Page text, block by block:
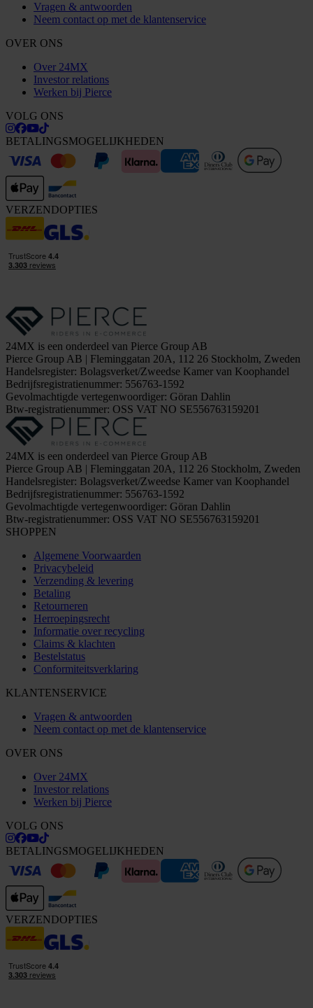
Vragen & antwoorden
Neem contact op met de klantenservice
OVER ONS
Over 24MX
Investor relations
Werken bij Pierce
VOLG ONS
BETALINGSMOGELIJKHEDEN
VERZENDOPTIES
24MX is een onderdeel van Pierce Group AB
Pierce Group AB | Fleminggatan 20A, 112 26 Stockholm, Zweden
Handelsregister: Bolagsverket/Zweedse Kamer van Koophandel
Bedrijfsregistratienummer: 556763-1592
Gevolmachtigde vertegenwoordiger: Göran Dahlin
Btw-registratienummer: OSS VAT NO SE556763159201
24MX is een onderdeel van Pierce Group AB
Pierce Group AB | Fleminggatan 20A, 112 26 Stockholm, Zweden
Handelsregister: Bolagsverket/Zweedse Kamer van Koophandel
Bedrijfsregistratienummer: 556763-1592
Gevolmachtigde vertegenwoordiger: Göran Dahlin
Btw-registratienummer: OSS VAT NO SE556763159201
SHOPPEN
Algemene Voorwaarden
Privacybeleid
Verzending & levering
Betaling
Retourneren
Herroepingsrecht
Informatie over recycling
Claims & klachten
Bestelstatus
Conformiteitsverklaring
KLANTENSERVICE
Vragen & antwoorden
Neem contact op met de klantenservice
OVER ONS
Over 24MX
Investor relations
Werken bij Pierce
VOLG ONS
BETALINGSMOGELIJKHEDEN
VERZENDOPTIES